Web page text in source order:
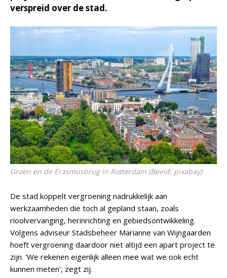
verspreid over de stad.
Groen en de Erasmusbrug in Rotterdam (Beeld: pixabay)
De stad koppelt vergroening nadrukkelijk aan
werkzaamheden die toch al gepland staan, zoals
rioolvervanging, herinrichting en gebiedsontwikkeling.
Volgens adviseur Stadsbeheer Marianne van Wijngaarden
hoeft vergroening daardoor niet altijd een apart project te
zijn. 'We rekenen eigenlijk alleen mee wat we ook echt
kunnen meten', zegt zij.